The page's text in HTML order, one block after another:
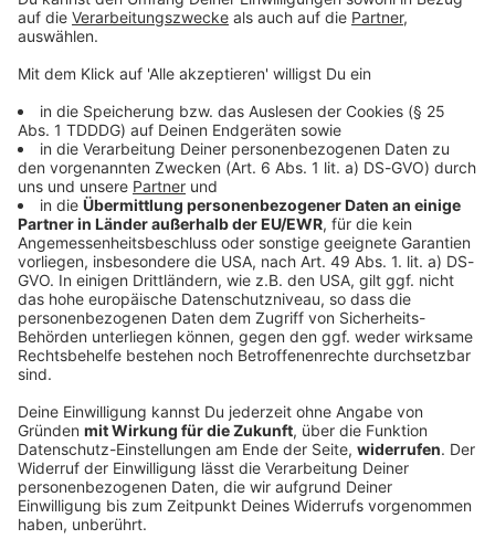
© dpa-infocom, dpa:260626-930-292214/1
Bayern
Verfassungsschutz beobachtet AfD-
Abgeordneten Nolte
Auf die AfD hat der Verfassungsschutz ein Auge.
Inzwischen steht in Bayern der dritte